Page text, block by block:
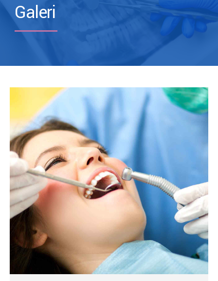
Galeri